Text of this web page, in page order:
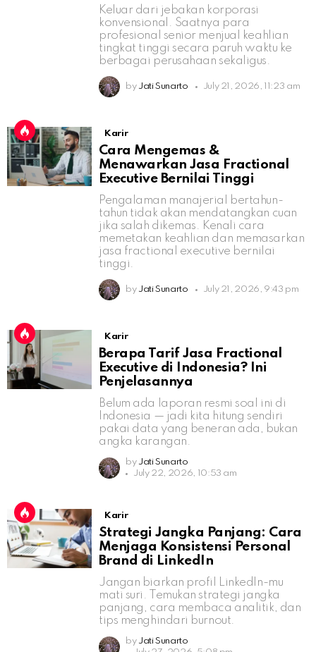
Keluar dari jebakan korporasi
konvensional. Saatnya para
profesional senior menjual keahlian
tingkat tinggi secara paruh waktu ke
berbagai perusahaan sekaligus.
by Jati Sunarto July 21, 2026, 11:23 am
Karir
Cara Mengemas &
Menawarkan Jasa Fractional
Executive Bernilai Tinggi
Pengalaman manajerial bertahun-
tahun tidak akan mendatangkan cuan
jika salah dikemas. Kenali cara
memetakan keahlian dan memasarkan
jasa fractional executive bernilai
tinggi.
by Jati Sunarto July 21, 2026, 9:43 pm
Karir
Berapa Tarif Jasa Fractional
Executive di Indonesia? Ini
Penjelasannya
Belum ada laporan resmi soal ini di
Indonesia — jadi kita hitung sendiri
pakai data yang beneran ada, bukan
angka karangan.
by Jati Sunarto
July 22, 2026, 10:53 am
Karir
Strategi Jangka Panjang: Cara
Menjaga Konsistensi Personal
Brand di LinkedIn
Jangan biarkan profil LinkedIn-mu
mati suri. Temukan strategi jangka
panjang, cara membaca analitik, dan
tips menghindari burnout.
by Jati Sunarto